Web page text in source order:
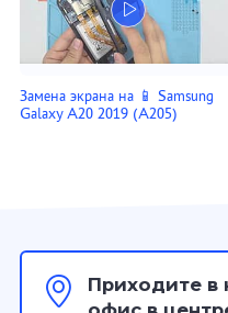
Замена экрана на 📱 Samsung
Galaxy A20 2019 (A205)
Приходите в